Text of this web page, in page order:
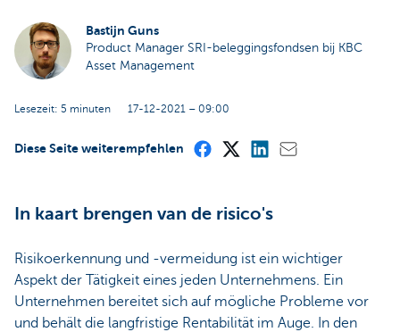
Bastijn Guns
Product Manager SRI-beleggingsfondsen bij KBC
Asset Management
Lesezeit: 5 minuten 17-12-2021 – 09:00
Diese Seite weiterempfehlen
In kaart brengen van de risico's
Risikoerkennung und -vermeidung ist ein wichtiger
Aspekt der Tätigkeit eines jeden Unternehmens. Ein
Unternehmen bereitet sich auf mögliche Probleme vor
und behält die langfristige Rentabilität im Auge. In den